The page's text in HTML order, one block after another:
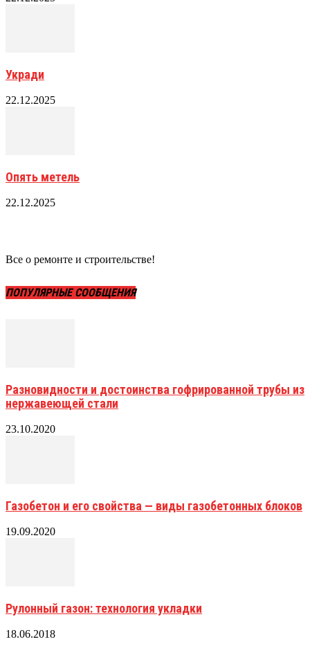
Укради
22.12.2025
Опять метель
22.12.2025
Все о ремонте и строительстве!
ПОПУЛЯРНЫЕ СООБЩЕНИЯ
Разновидности и достоинства гофрированной трубы из
нержавеющей стали
23.10.2020
Газобетон и его свойства — виды газобетонных блоков
19.09.2020
Рулонный газон: технология укладки
18.06.2018